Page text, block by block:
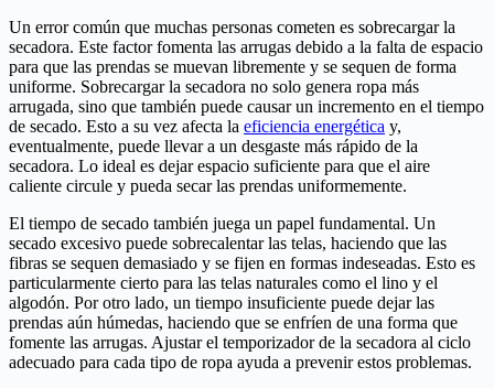
Un error común que muchas personas cometen es sobrecargar la
secadora. Este factor fomenta las arrugas debido a la falta de espacio
para que las prendas se muevan libremente y se sequen de forma
uniforme. Sobrecargar la secadora no solo genera ropa más
arrugada, sino que también puede causar un incremento en el tiempo
de secado. Esto a su vez afecta la eficiencia energética y,
eventualmente, puede llevar a un desgaste más rápido de la
secadora. Lo ideal es dejar espacio suficiente para que el aire
caliente circule y pueda secar las prendas uniformemente.
El tiempo de secado también juega un papel fundamental. Un
secado excesivo puede sobrecalentar las telas, haciendo que las
fibras se sequen demasiado y se fijen en formas indeseadas. Esto es
particularmente cierto para las telas naturales como el lino y el
algodón. Por otro lado, un tiempo insuficiente puede dejar las
prendas aún húmedas, haciendo que se enfríen de una forma que
fomente las arrugas. Ajustar el temporizador de la secadora al ciclo
adecuado para cada tipo de ropa ayuda a prevenir estos problemas.